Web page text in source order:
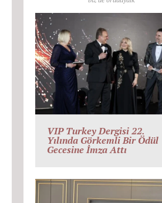
VIP Turkey Dergisi 22.
Yılında Görkemli Bir Ödül
Gecesine İmza Attı